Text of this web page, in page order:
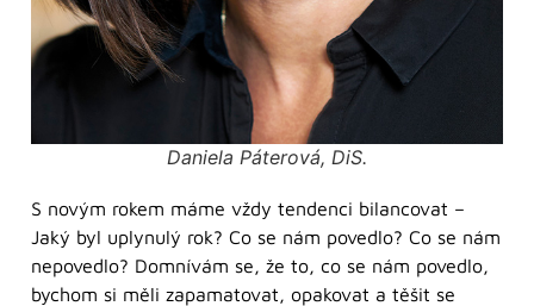
Daniela Páterová, DiS.
S novým rokem máme vždy tendenci bilancovat –
Jaký byl uplynulý rok? Co se nám povedlo? Co se nám
nepovedlo? Domnívám se, že to, co se nám povedlo,
bychom si měli zapamatovat, opakovat a těšit se